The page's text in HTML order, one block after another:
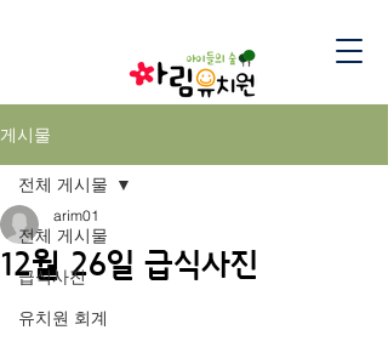
게시물
전체 게시물
급식사진
유치원 회계
전체 게시물
12월 26일 급식사진
arim01